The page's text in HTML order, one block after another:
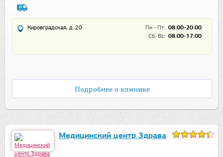
Пн - Пт: 08:00-20:00
Сб, Вс: 08:00-17:00
Кировградская, д. 20
Подробнее о клинике
Медицинский центр Здрава